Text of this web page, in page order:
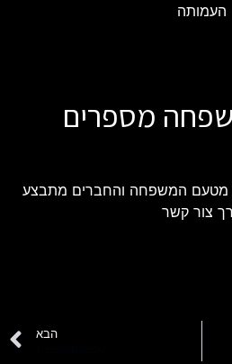
העמותה
מספרים
מטעם המשפחה והחברים מתבצע
צור קשר
הבא